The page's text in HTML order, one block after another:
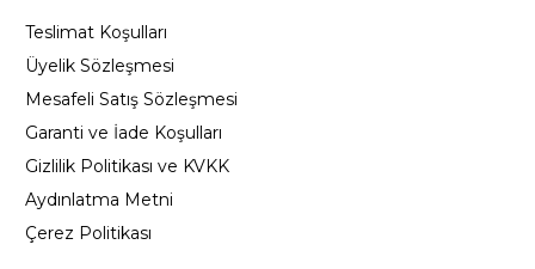
Teslimat Koşulları
Üyelik Sözleşmesi
Mesafeli Satış Sözleşmesi
Garanti ve İade Koşulları
Gizlilik Politikası ve KVKK
Aydınlatma Metni
Çerez Politikası